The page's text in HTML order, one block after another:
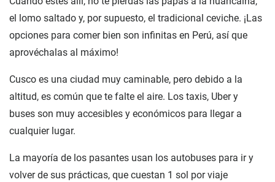
el lomo saltado y, por supuesto, el tradicional ceviche. ¡Las
opciones para comer bien son infinitas en Perú, así que
aprovéchalas al máximo!
Cusco es una ciudad muy caminable, pero debido a la
altitud, es común que te falte el aire. Los taxis, Uber y
buses son muy accesibles y económicos para llegar a
cualquier lugar.
La mayoría de los pasantes usan los autobuses para ir y
volver de sus prácticas, que cuestan 1 sol por viaje